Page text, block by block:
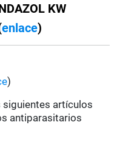
KW
enlace)
)
siguientes artículos
antiparasitarios